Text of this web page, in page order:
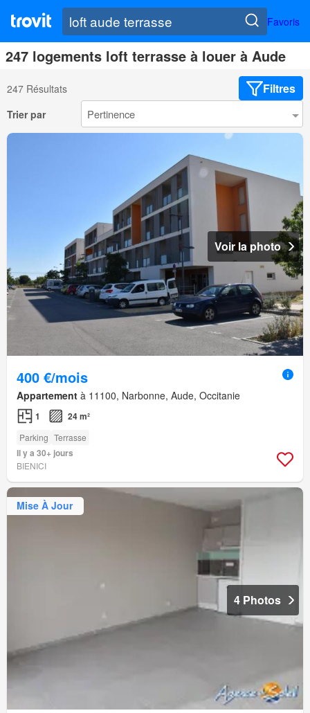
Favoris
247 logements loft terrasse à louer à Aude
247 Résultats Filtres
Trier par
Voir la photo
400 €/mois
Appartement à 11100, Narbonne, Aude, Occitanie
1 24 m²
Parking Terrasse
Il y a 30+ jours
BIENICI
Mise À Jour
4 Photos